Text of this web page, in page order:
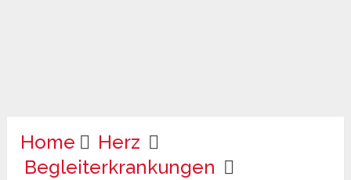
Home
Herz
Begleiterkrankungen